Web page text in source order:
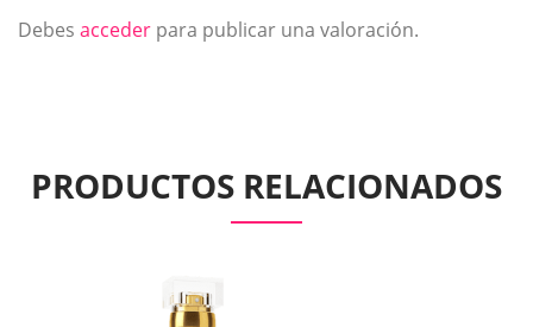
Debes acceder para publicar una valoración.
PRODUCTOS RELACIONADOS